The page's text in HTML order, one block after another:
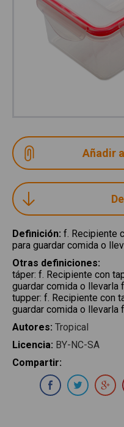
Definición: f. Recipiente
para guardar comida o
Otras definiciones:
táper: f. Recipiente con
guardar comida o llevarla
tupper: f. Recipiente con
guardar comida o llevarla
Autores: Tropical
Licencia: BY-NC-SA
Compartir:
Compartir en